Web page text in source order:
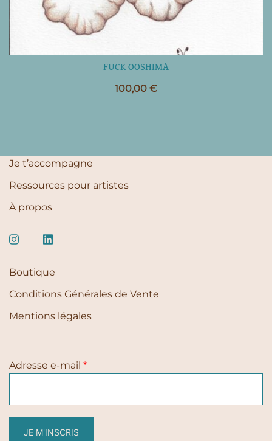
FUCK OOSHIMA
100,00 €
Je t’accompagne
Ressources pour artistes
À propos
Boutique
Conditions Générales de Vente
Mentions légales
Adresse e-mail *
JE M'INSCRIS